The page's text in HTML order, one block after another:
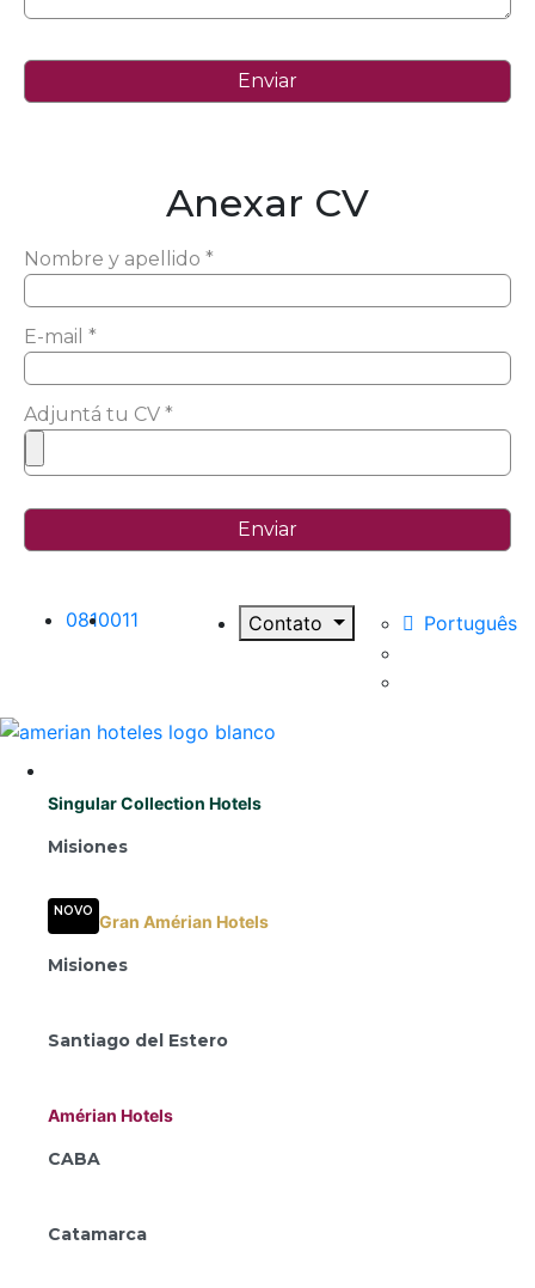
Anexar CV
Nombre y apellido *
E-mail *
Adjuntá tu CV *
0810011 Contato Português
Singular Collection Hotels
Misiones
NOVO
Gran Amérian Hotels
Misiones
Santiago del Estero
Amérian Hotels
CABA
Catamarca